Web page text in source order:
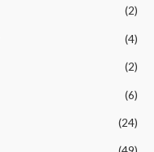
(2)
(4)
(2)
(6)
(24)